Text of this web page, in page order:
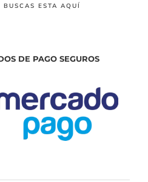
ESTA AQUÍ
DE PAGO SEGUROS